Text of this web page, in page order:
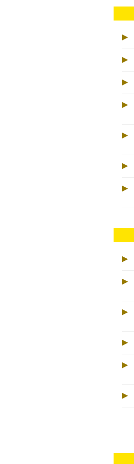
▸
▸
▸
▸
▸
▸
▸
▸
▸
▸
▸
▸
▸